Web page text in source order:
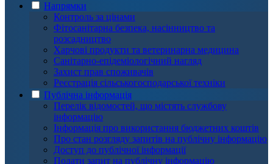
Напрямки
Контроль за цінами
Фітосанітарна безпека, насінництво та
розсадництво
Харчові продукти та ветеринарна медицина
Санітарно-епідеміологічний нагляд
Захист прав споживачів
Реєстрація сільськогосподарської техніки
Публічна інформація
Перелік відомостей, що містять службову
інформацію
Інформація про використання бюджетних коштів
Про стан розгляду запитів на публічну інформацію
Доступ до публічної інформації
Подати запит на публічну інформацію